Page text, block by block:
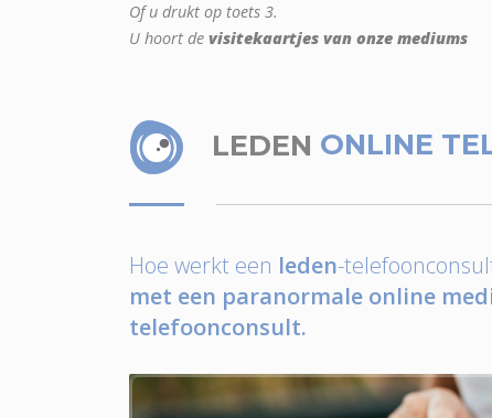
Of u drukt op toets 3.
U hoort de visitekaartjes van onze mediums
LEDEN ONLINE
Hoe werkt een leden-
met een paranormale online
telefoonconsult.